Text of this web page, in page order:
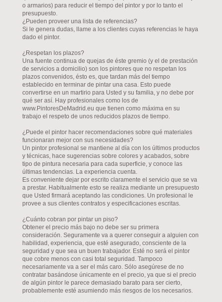
o armarios) para reducir el tiempo del pintor y por lo tanto el
presupuesto.
¿Pueden proveer una lista de referencias?
Si le genera dudas, llame a los clientes cuyas referencias le haya
dado el pintor.
¿Respetan los plazos?
Una fuente continua de quejas de éste gremio (y el de prestación
de servicios a domicilio) son los pintores que no respetan los
plazos convenidos, ésto es, que tardan más del tiempo
establecido en terminar de pintar una casa. Esto puede
convertirse en un martirio para Usted y su familia, y no debe por
qué ser así. Hay profesionales como los de
www.PintoresDeMadrid.eu que tienen como máxima en su
trabajo el respeto de unos reducidos plazos de tiempo.
¿Puede el pintor hacer recomendaciones sobre qué materiales
funcionaran mejor con sus necesidades?
Un pintor profesional se mantiene al día con los últimos productos
y técnicas, hace sugerencias sobre colores y acabados, sobre
tipo de pintura necesaria para cada superficie, y conoce las
últimas tendencias. La experiencia cuenta.
Es conveniente dejar por escrito claramente el servicio que se va
a prestar. Habitualmente esto se realiza mediante un presupuesto
que Usted firmará aceptando las condiciones. Un profesional le
provee a sus clientes contratos y especificaciones escritas.
¿Cuánto cobran por pintar un piso?
Obtener el precio más bajo no debe ser su primera
consideración. Seguramente va a querer conseguir a alguien con
habilidad, experiencia, que esté asegurado, consciente de la
seguridad y que sea un buen trabajador. Esté no será el pintor
que cobre menos con casi total seguridad. Tampoco
necesariamente va a ser el más caro. Sólo asegúrese de no
contratar basándose únicamente en el precio, ya que si el precio
de algún pintor le parece demasiado barato para ser cierto,
probablemente esté asumiendo más riesgos de los necesarios.